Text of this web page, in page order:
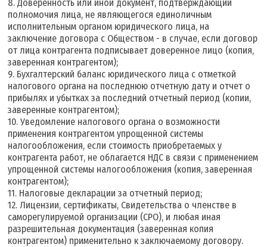
8. Доверенность или иной документ, подтверждающий
полномочия лица, не являющегося единоличным
исполнительным органом юридического лица, на
заключение договора с Обществом - в случае, если договор
от лица контрагента подписывает доверенное лицо (копия,
заверенная контрагентом);
9. Бухгалтерский баланс юридического лица с отметкой
налогового органа на последнюю отчетную дату и отчет о
прибылях и убытках за последний отчетный период (копии,
заверенные контрагентом);
10. Уведомление налогового органа о возможности
применения контрагентом упрощенной системы
налогообложения, если стоимость приобретаемых у
контрагента работ, не облагается НДС в связи с применением
упрощенной системы налогообложения (копия, заверенная
контрагентом);
11. Налоговые декларации за отчетный период;
12. Лицензии, сертификаты, Свидетельства о членстве в
саморегулируемой организации (СРО), и любая иная
разрешительная документация (заверенная копия
контрагентом) применительно к заключаемому договору.